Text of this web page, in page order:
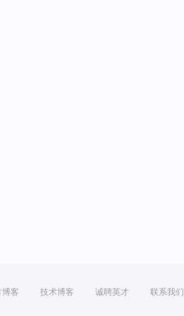
博客 技术博客 诚聘英才 联系我们